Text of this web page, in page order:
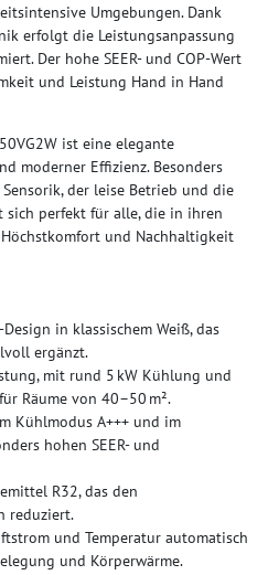
Umgebungen. Dank
erfolgt die Leistungsanpassung
Der hohe SEER- und COP-Wert
und Leistung Hand in Hand
ist eine elegante
moderner Effizienz. Besonders
der leise Betrieb und die
sich perfekt für alle, die in ihren
und Nachhaltigkeit
in klassischem Weiß, das
ergänzt.
mit rund 5 kW Kühlung und
Räume von 40–50 m².
Kühlmodus A+++ und im
hohen SEER‑ und
R32, das den
reduziert.
und Temperatur automatisch
und Körperwärme.